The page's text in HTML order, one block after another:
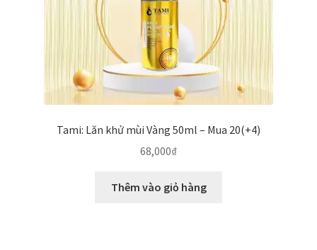
Tami: Lăn khử mùi Vàng 50ml – Mua 20(+4)
68,000₫
Thêm vào giỏ hàng